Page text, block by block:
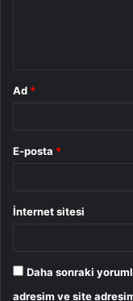
Ad *
E-posta *
İnternet sitesi
Daha sonraki
adresim ve site